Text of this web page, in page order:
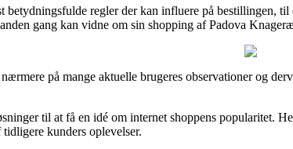
regler der kan influere på bestillingen,
gang kan vidne om sin shopping af Padova
på mange aktuelle brugeres observationer og
til at få en idé om internet shoppens popularitet.
kunders oplevelser.